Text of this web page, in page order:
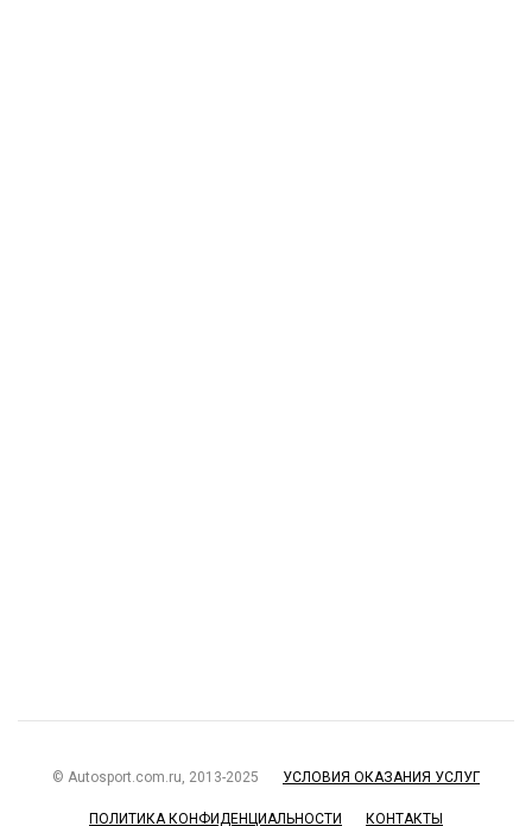
© Autosport.com.ru, 2013-2025 УСЛОВИЯ ОКАЗАНИЯ УСЛУГ
ПОЛИТИКА КОНФИДЕНЦИАЛЬНОСТИ КОНТАКТЫ